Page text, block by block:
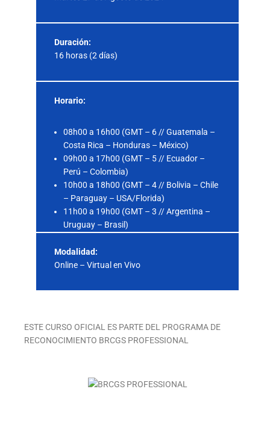
Duración:
16 horas (2 días)
Horario:
08h00 a 16h00 (GMT – 6 // Guatemala –
Costa Rica – Honduras – México)
09h00 a 17h00 (GMT – 5 // Ecuador –
Perú – Colombia)
10h00 a 18h00 (GMT – 4 // Bolivia – Chile
– Paraguay – USA/Florida)
11h00 a 19h00 (GMT – 3 // Argentina –
Uruguay – Brasil)
Modalidad:
Online – Virtual en Vivo
ESTE CURSO OFICIAL ES PARTE DEL PROGRAMA DE
RECONOCIMIENTO BRCGS PROFESSIONAL